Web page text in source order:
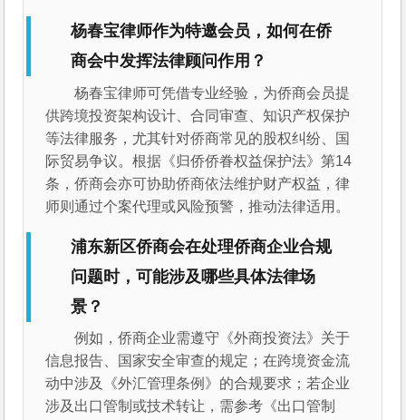
杨春宝律师作为特邀会员，如何在侨
商会中发挥法律顾问作用？
杨春宝律师可凭借专业经验，为侨商会员提
供跨境投资架构设计、合同审查、知识产权保护
等法律服务，尤其针对侨商常见的股权纠纷、国
际贸易争议。根据《归侨侨眷权益保护法》第14
条，侨商会亦可协助侨商依法维护财产权益，律
师则通过个案代理或风险预警，推动法律适用。
浦东新区侨商会在处理侨商企业合规
问题时，可能涉及哪些具体法律场
景？
例如，侨商企业需遵守《外商投资法》关于
信息报告、国家安全审查的规定；在跨境资金流
动中涉及《外汇管理条例》的合规要求；若企业
涉及出口管制或技术转让，需参考《出口管制